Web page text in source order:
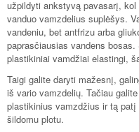
užpildyti ankstyvą pavasarį,
vanduo vamzdelius suplėšys.
vandeniu, bet antfrizu arba
paprasčiausias vandens
plastikiniai vamdžiai elastingi,
Taigi galite daryti mažesnį,
iš vario vamzdelių. Tačiau
plastikinius vamzdžius ir tą
šildomu plotu.